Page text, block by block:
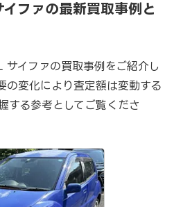
ファの最新買取事例と
イファの買取事例をご紹介し
の変化により査定額は変動する
する参考としてご覧くださ